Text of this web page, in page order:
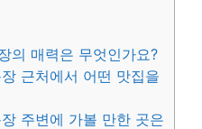
의 매력은 무엇인가요?
근처에서 어떤 맛집을
주변에 가볼 만한 곳은